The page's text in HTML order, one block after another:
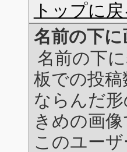
トップに戻
名前の下
名前の下
板での投
ならんだ
きめの画
このユー